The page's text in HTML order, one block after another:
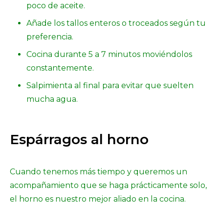
poco de aceite.
Añade los tallos enteros o troceados según tu
preferencia.
Cocina durante 5 a 7 minutos moviéndolos
constantemente.
Salpimienta al final para evitar que suelten
mucha agua.
Espárragos al horno
Cuando tenemos más tiempo y queremos un
acompañamiento que se haga prácticamente solo,
el horno es nuestro mejor aliado en la cocina.